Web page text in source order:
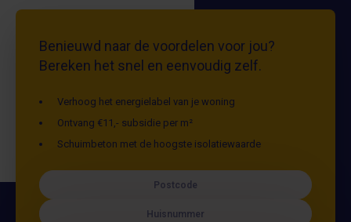
Benieuwd naar de voordelen voor jou?
Bereken het snel en eenvoudig zelf.
Verhoog het energielabel van je woning
Ontvang €11,- subsidie per m²
Schuimbeton met de hoogste isolatiewaarde
Postcode
Huisnummer